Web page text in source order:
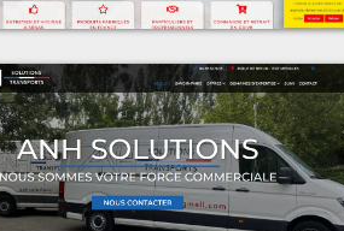
Voir le projet